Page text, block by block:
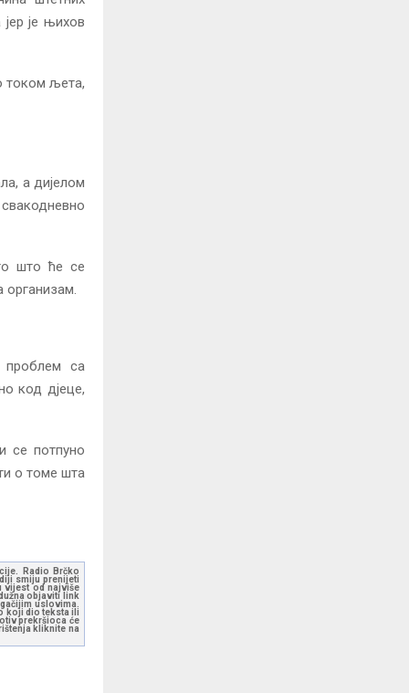
је њихов
током љета,
а дијелом
што ће се
проблем са
код д‌јеце,
се потпуно
о томе шта
Radio Brčko
smiju prenijeti
vijest od najviše
objaviti link
uslovima.
koji dio teksta ili
prekršioca će
kliknite na